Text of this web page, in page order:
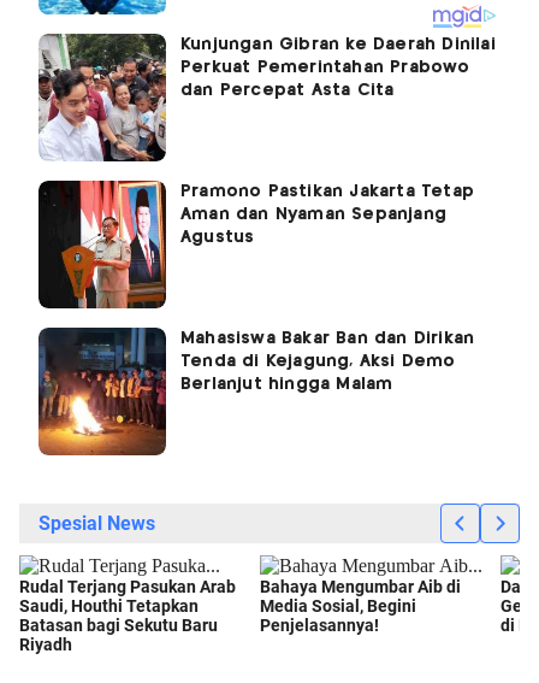
Kunjungan Gibran ke Daerah Dinilai
Perkuat Pemerintahan Prabowo
dan Percepat Asta Cita
Pramono Pastikan Jakarta Tetap
Aman dan Nyaman Sepanjang
Agustus
Mahasiswa Bakar Ban dan Dirikan
Tenda di Kejagung, Aksi Demo
Berlanjut hingga Malam